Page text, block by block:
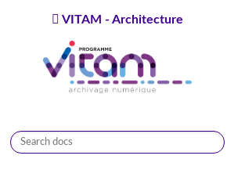
VITAM - Architecture